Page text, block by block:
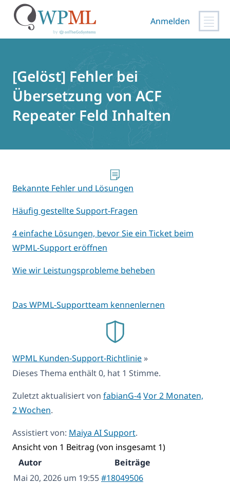
Anmelden
[Gelöst] Fehler bei
Übersetzung von ACF
Repeater Feld Inhalten
Dieses Thema enthält 0, hat 1 Stimme.
Zuletzt aktualisiert von fabianG-4Vor 2 Monaten,
2 Wochen.
Assistiert von: Maiya AI Support.
Ansicht von 1 Beitrag (von insgesamt 1)
Autor
Beiträge
Mai 20, 2026 um 19:55#18049506
Bekannte Fehler und Lösungen
Häufig gestellte Support-Fragen
4 einfache Lösungen, bevor Sie ein Ticket beim
WPML-Support eröffnen
Wie wir Leistungsprobleme beheben
Das WPML-Supportteam kennenlernen
WPML Kunden-Support-Richtlinie »